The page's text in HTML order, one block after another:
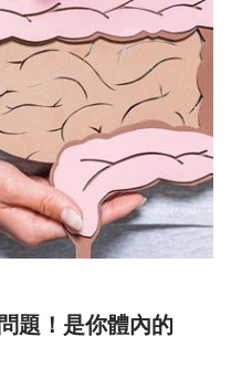
題！是你體內的